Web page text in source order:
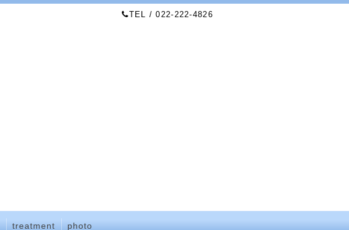
TEL / 022-222-4826
treatment photo